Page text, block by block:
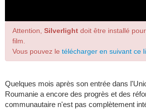
Attention, Silverlight doit être installé
film.
Vous pouvez le télécharger en suivant ce
Quelques mois après son entrée dans
Roumanie a encore des progrès et des
communautaire n'est pas complètement